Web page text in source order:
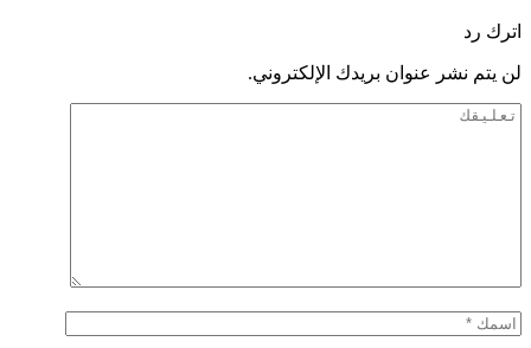
اترك رد
لن يتم نشر عنوان بريدك الإلكتروني.